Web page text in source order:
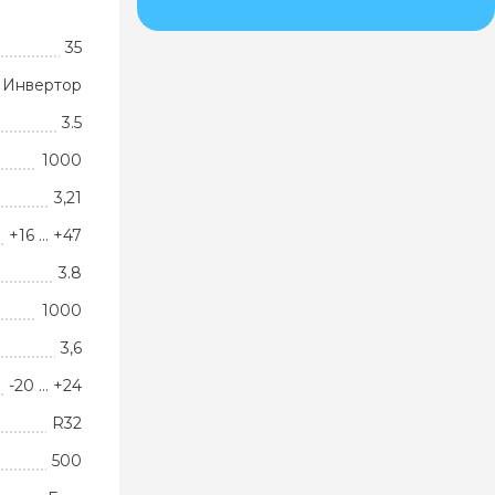
35
Инвертор
3.5
1000
3,21
+16 … +47
3.8
1000
3,6
-20 … +24
R32
500